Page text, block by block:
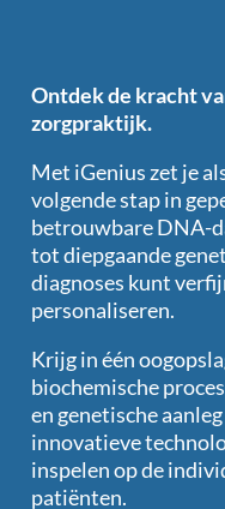
Ontdek de kracht
zorgpraktijk.
Met iGenius zet je
volgende stap in
betrouwbare DNA-
tot diepgaande
diagnoses kunt
personaliseren.
Krijg in één
biochemische
en genetische
innovatieve
inspelen op de
patiënten.